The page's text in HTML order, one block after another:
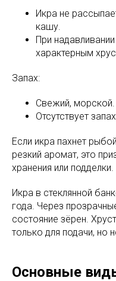
Икра не
кашу.
При
характерным
Запах:
Свежий, морской.
Отсутствует
Если икра пахнет
резкий аромат, это
хранения или подделки.
Икра в стеклянной
года. Через
состояние зёрен.
только для подачи, но
Основные